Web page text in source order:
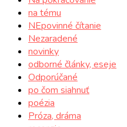
na tému
NEpovinné čítanie
Nezaradené
novinky
odborné články, eseje
Odporúčané
po čom siahnuť
poézia
Próza, dráma